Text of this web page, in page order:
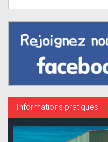
Informations pratiques